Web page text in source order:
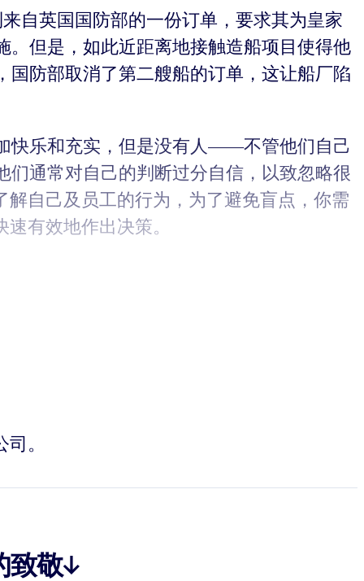
自英国国防部的一份订单，要求其为皇家
但是，如此近距离地接触造船项目使得他
防部取消了第二艘船的订单，这让船厂陷
快乐和充实，但是没有人——不管他们自己
通常对自己的判断过分自信，以致忽略很
自己及员工的行为，为了避免盲点，你需
有效地作出决策。
。
致敬↓